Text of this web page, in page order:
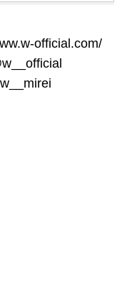
official.com/